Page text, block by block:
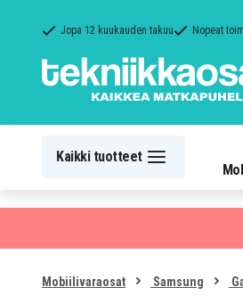
Jopa 12 kuukauden takuu Nopeat
Kaikki tuotteet
Mobiilivaraosat Samsung